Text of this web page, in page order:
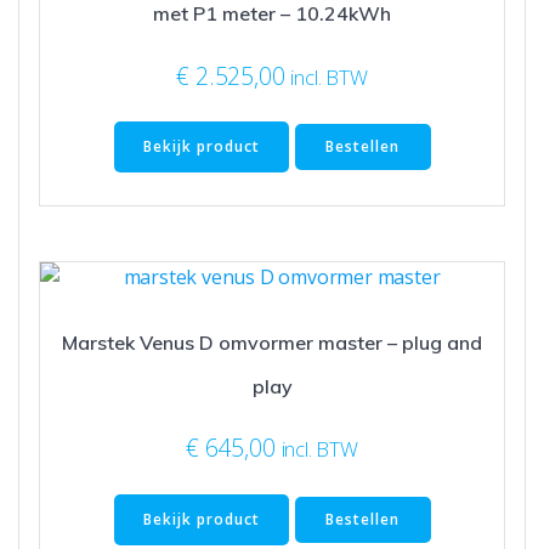
met P1 meter – 10.24kWh
€ 2.525,00 incl. BTW
Bekijk product Bestellen
Marstek Venus D omvormer master – plug and
play
€ 645,00 incl. BTW
Bekijk product Bestellen